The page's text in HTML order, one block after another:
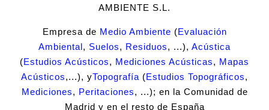
AMBIENTE S.L.
Empresa de Medio Ambiente (Evaluación
Ambiental, Suelos, Residuos, ...), Acústica
(Estudios Acústicos, Mediciones Acústicas, Mapas
Acústicos,...), yTopografía (Estudios Topográficos,
Mediciones, Peritaciones, ...); en la Comunidad de
Madrid y en el resto de España